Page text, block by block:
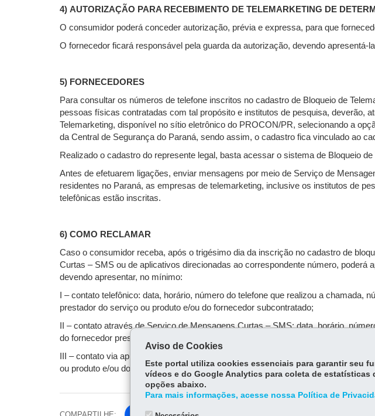
4) AUTORIZAÇÃO PARA RECEBIMENTO DE TELEMARKETING DE
O consumidor poderá conceder autorização, prévia e expressa, para que
O fornecedor ficará responsável pela guarda da autorização, devendo apresentá-
5) FORNECEDORES
Para consultar os números de telefone inscritos no cadastro de Bloqueio de
pessoas físicas contratadas com tal propósito e institutos de pesquisa, deverão,
Telemarketing, disponível no sítio eletrônico do PROCON/PR, selecionando a
da Central de Segurança do Paraná, sendo assim, o cadastro fica vinculado ao
Realizado o cadastro do represente legal, basta acessar o sistema de Bloqueio
Antes de efetuarem ligações, enviar mensagens por meio de Serviço de
residentes no Paraná, as empresas de telemarketing, inclusive os institutos de
telefônicas estão inscritas.
6) COMO RECLAMAR
Caso o consumidor receba, após o trigésimo dia da inscrição no cadastro de
Curtas – SMS ou de aplicativos direcionadas ao correspondente número,
devendo apresentar, no mínimo:
I – contato telefônico: data, horário, número do telefone que realizou a
prestador do serviço ou produto e/ou do fornecedor subcontratado;
II – contato através de Serviço de Mensagens Curtas – SMS: data, horário,
do fornecedor prestador do serviço ou produto e/ou do fornecedor subcontratado e
III – contato via aplicativo: data, horário, número do telefone que enviou a
ou produto e/ou do fornecedor subcontratado e cópia da captura da tela.
Aviso de Cookies
Este portal utiliza cookies essenciais para garantir seu
vídeos e do Google Analytics para coleta de
opções abaixo.
Para mais informações, acesse nossa Política de